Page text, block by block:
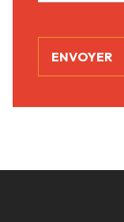
ENVOYER